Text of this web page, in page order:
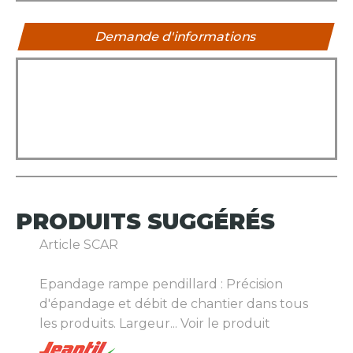
Demande d'informations
PRODUITS SUGGÉRÉS
Article SCAR
Epandage rampe pendillard : Précision
d'épandage et débit de chantier dans tous
les produits. Largeur... Voir le produit